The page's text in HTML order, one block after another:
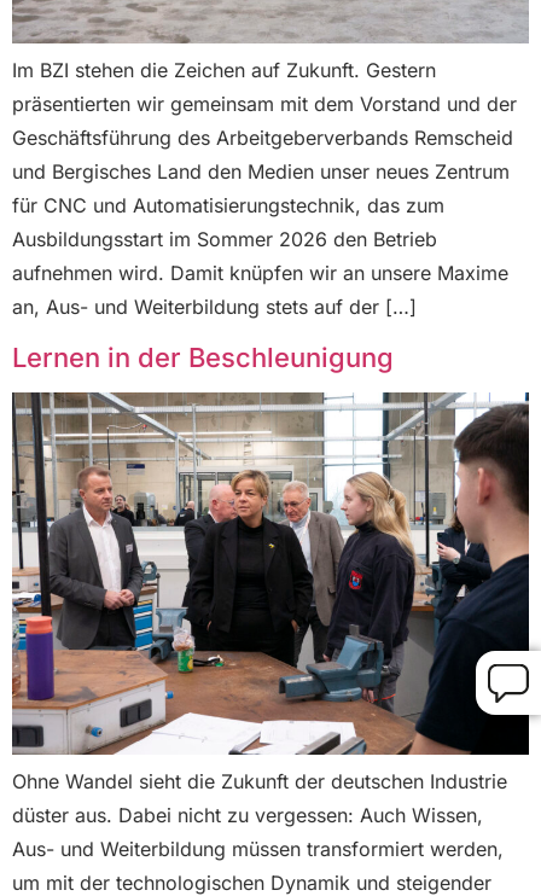
Im BZI stehen die Zeichen auf Zukunft. Gestern
präsentierten wir gemeinsam mit dem Vorstand und der
Geschäftsführung des Arbeitgeberverbands Remscheid
und Bergisches Land den Medien unser neues Zentrum
für CNC und Automatisierungstechnik, das zum
Ausbildungsstart im Sommer 2026 den Betrieb
aufnehmen wird. Damit knüpfen wir an unsere Maxime
an, Aus- und Weiterbildung stets auf der […]
Lernen in der Beschleunigung
Ohne Wandel sieht die Zukunft der deutschen Industrie
düster aus. Dabei nicht zu vergessen: Auch Wissen,
Aus- und Weiterbildung müssen transformiert werden,
um mit der technologischen Dynamik und steigender